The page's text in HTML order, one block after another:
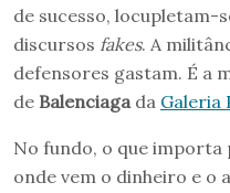
de sucesso, locupletam-
discursos fakes. A
defensores gastam. É a
de Balenciagada Galeria
No fundo, o que importa
onde vem o dinheiro e o